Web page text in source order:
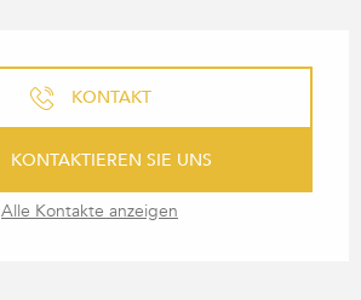
KONTAKT
KONTAKTIEREN SIE UNS
Alle Kontakte anzeigen